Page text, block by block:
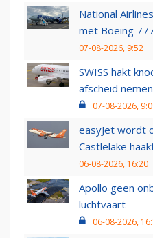
National
met Boeing
07-08-2026, 9:52
SWISS hakt
afscheid
07-08-2026,
easyJet wordt
Castlelake
06-08-2026, 16:20
Apollo geen
luchtvaart
06-08-2026,